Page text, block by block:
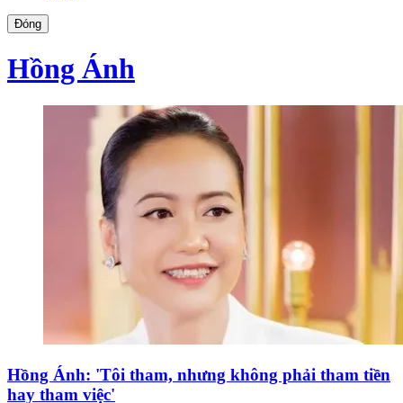
Đóng
Hồng Ánh
Hồng Ánh: 'Tôi tham, nhưng không phải tham tiền
hay tham việc'